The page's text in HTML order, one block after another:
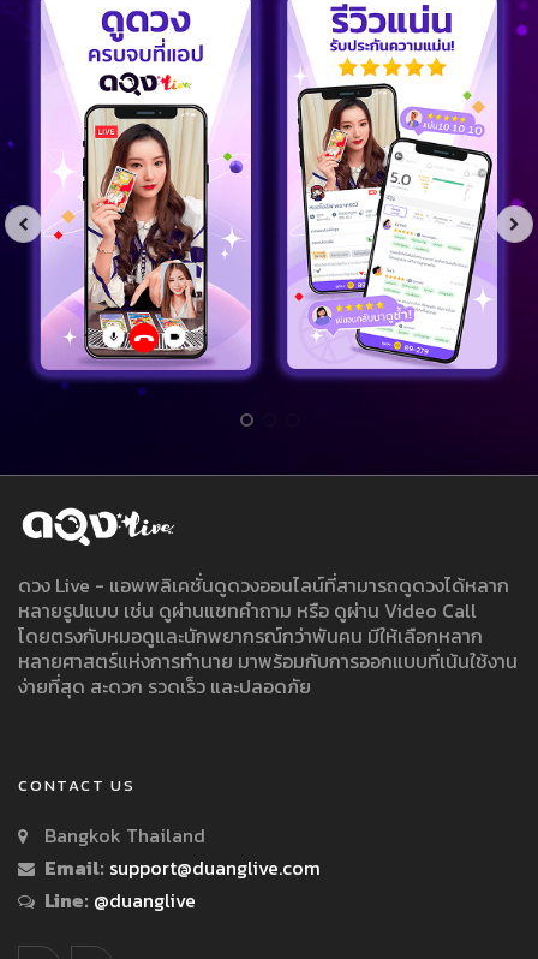
ดวง Live - แอพพลิเคชั่นดูดวงออนไลน์ที่สามารถดูดวงได้หลาก
หลายรูปแบบ เช่น ดูผ่านแชทคำถาม หรือ ดูผ่าน Video Call
โดยตรงกับหมอดูและนักพยากรณ์กว่าพันคน มีให้เลือกหลาก
หลายศาสตร์แห่งการทำนาย มาพร้อมกับการออกแบบที่เน้นใช้งาน
ง่ายที่สุด สะดวก รวดเร็ว และปลอดภัย
CONTACT US
Bangkok Thailand
Email: support@duanglive.com
Line: @duanglive